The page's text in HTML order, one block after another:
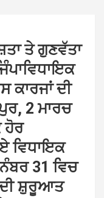
ਤੇ ਗੁਣਵੱਤਾ
ਕਾਰਜਾਂ ਦੀ
2 ਮਾਰਚ
ਹੋਰ
ਵਿਧਾਇਕ
31 ਵਿਚ
ਦੀ ਸ਼ੁਰੂਆਤ